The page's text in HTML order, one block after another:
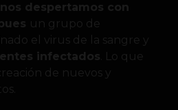
despertamos con
un grupo de
el virus de la sangre y
infectados . Lo que
de nuevos y